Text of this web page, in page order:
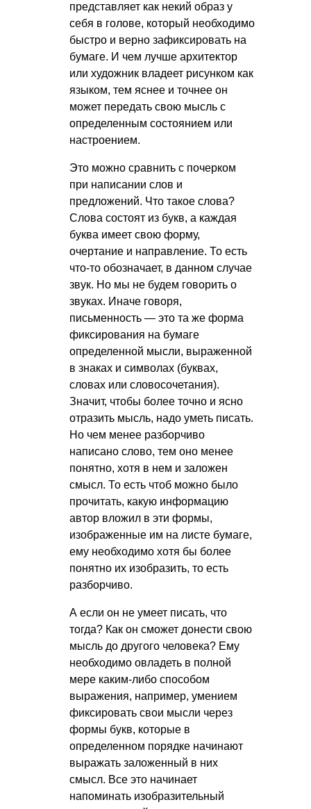
представляет как некий образ у
себя в голове, который необходимо
быстро и верно зафиксировать на
бумаге. И чем лучше архитектор
или художник владеет рисунком как
языком, тем яснее и точнее он
может передать свою мысль с
определенным состоянием или
настроением.
Это можно сравнить с почерком
при написании слов и
предложений. Что такое слова?
Слова состоят из букв, а каждая
буква имеет свою форму,
очертание и направление. То есть
что-то обозначает, в данном случае
звук. Но мы не будем говорить о
звуках. Иначе говоря,
письменность — это та же форма
фиксирования на бумаге
определенной мысли, выраженной
в знаках и символах (буквах,
словах или словосочетания).
Значит, чтобы более точно и ясно
отразить мысль, надо уметь писать.
Но чем менее разборчиво
написано слово, тем оно менее
понятно, хотя в нем и заложен
смысл. То есть чтоб можно было
прочитать, какую информацию
автор вложил в эти формы,
изображенные им на листе бумаге,
ему необходимо хотя бы более
понятно их изобразить, то есть
разборчиво.
А если он не умеет писать, что
тогда? Как он сможет донести свою
мысль до другого человека? Ему
необходимо овладеть в полной
мере каким-либо способом
выражения, например, умением
фиксировать свои мысли через
формы букв, которые в
определенном порядке начинают
выражать заложенный в них
смысл. Все это начинает
напоминать изобразительный